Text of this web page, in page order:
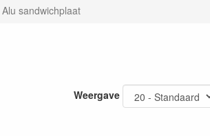
Alu sandwichplaat
Weergave